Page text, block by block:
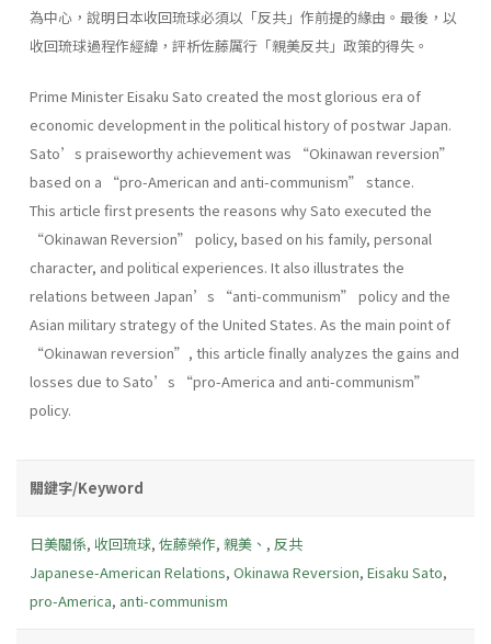
為中心，說明日本收回琉球必須以「反共」作前提的緣由。最後，以
收回琉球過程作經緯，評析佐藤厲行「親美反共」政策的得失。
Prime Minister Eisaku Sato created the most glorious era of
economic development in the political history of postwar Japan.
Sato’s praiseworthy achievement was “Okinawan reversion”
based on a “pro-American and anti-communism” stance.
This article first presents the reasons why Sato executed the
“Okinawan Reversion” policy, based on his family, personal
character, and political experiences. It also illustrates the
relations between Japan’s “anti-communism” policy and the
Asian military strategy of the United States. As the main point of
“Okinawan reversion”, this article finally analyzes the gains and
losses due to Sato’s “pro-America and anti-communism”
policy.
關鍵字/Keyword
日美關係, 收回琉球, 佐藤榮作, 親美、 , 反共
Japanese-American Relations, Okinawa Reversion, Eisaku Sato,
pro-America, anti-communism